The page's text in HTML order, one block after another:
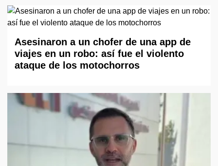
Asesinaron a un chofer de una app de
viajes en un robo: así fue el violento
ataque de los motochorros